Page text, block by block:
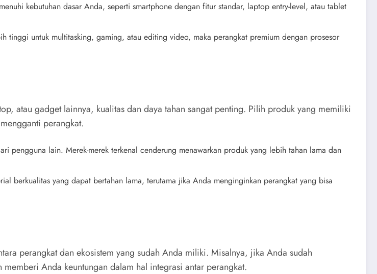
kebutuhan dasar Anda, seperti smartphone dengan fitur standar, laptop entry-level, atau tablet
tinggi untuk multitasking, gaming, atau editing video, maka perangkat premium dengan prosesor
atau gadget lainnya, kualitas dan daya tahan sangat penting. Pilih produk yang memiliki
perangkat.
pengguna lain. Merek-merek terkenal cenderung menawarkan produk yang lebih tahan lama dan
berkualitas yang dapat bertahan lama, terutama jika Anda menginginkan perangkat yang bisa
perangkat dan ekosistem yang sudah Anda miliki. Misalnya, jika Anda sudah
Anda keuntungan dalam hal integrasi antar perangkat.